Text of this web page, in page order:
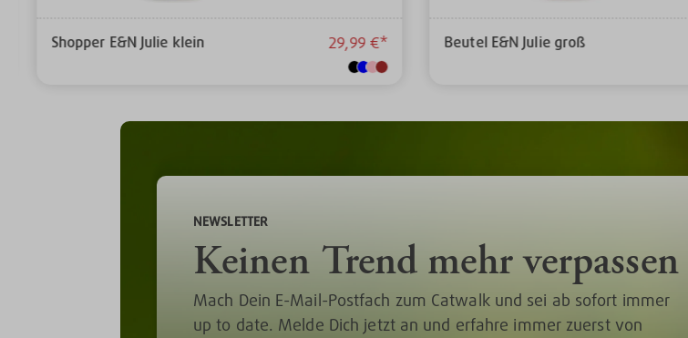
Shopper E&N Julie klein 29,99 €* Beutel E&N Julie groß
NEWSLETTER
Keinen Trend mehr verpassen
Mach Dein E-Mail-Postfach zum Catwalk und sei ab sofort immer
up to date. Melde Dich jetzt an und erfahre immer zuerst von